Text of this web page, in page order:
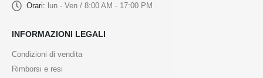
Orari: lun - Ven / 8:00 AM - 17:00 PM
INFORMAZIONI LEGALI
Condizioni di vendita
Rimborsi e resi